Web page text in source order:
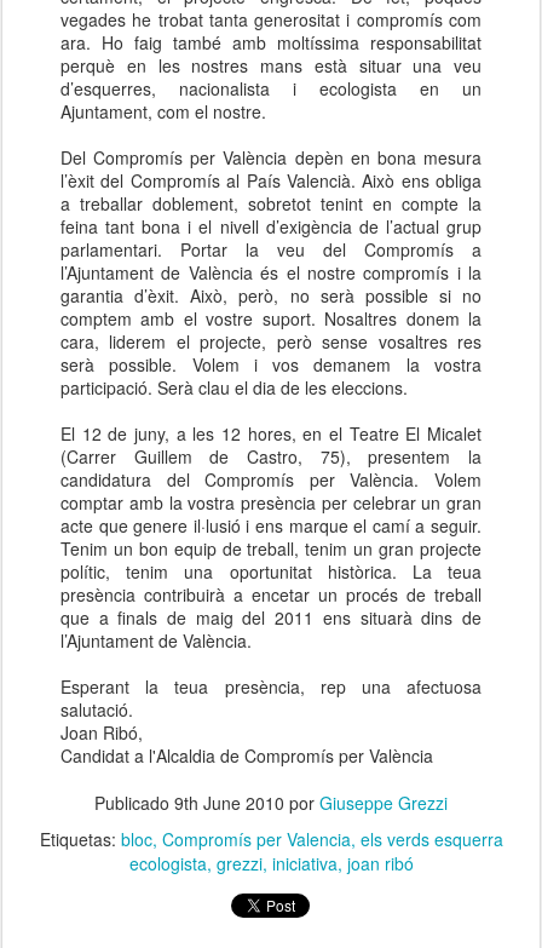
vegades he trobat tanta generositat i compromís com
ara. Ho faig també amb moltíssima responsabilitat
perquè en les nostres mans està situar una veu
d’esquerres, nacionalista i ecologista en un
Ajuntament, com el nostre.
Del Compromís per València depèn en bona mesura
l’èxit del Compromís al País Valencià. Això ens obliga
a treballar doblement, sobretot tenint en compte la
feina tant bona i el nivell d’exigència de l’actual grup
parlamentari. Portar la veu del Compromís a
l’Ajuntament de València és el nostre compromís i la
garantia d’èxit. Això, però, no serà possible si no
comptem amb el vostre suport. Nosaltres donem la
cara, liderem el projecte, però sense vosaltres res
serà possible. Volem i vos demanem la vostra
participació. Serà clau el dia de les eleccions.
El 12 de juny, a les 12 hores, en el Teatre El Micalet
(Carrer Guillem de Castro, 75), presentem la
candidatura del Compromís per València. Volem
comptar amb la vostra presència per celebrar un gran
acte que genere il·lusió i ens marque el camí a seguir.
Tenim un bon equip de treball, tenim un gran projecte
polític, tenim una oportunitat històrica. La teua
presència contribuirà a encetar un procés de treball
que a finals de maig del 2011 ens situarà dins de
l’Ajuntament de València.
Esperant la teua presència, rep una afectuosa
salutació.
Joan Ribó,
Candidat a l'Alcaldia de Compromís per València
Publicado 9th June 2010 por Giuseppe Grezzi
Etiquetas: bloc Compromís per Valencia els verds esquerra
ecologista grezzi iniciativa joan ribó